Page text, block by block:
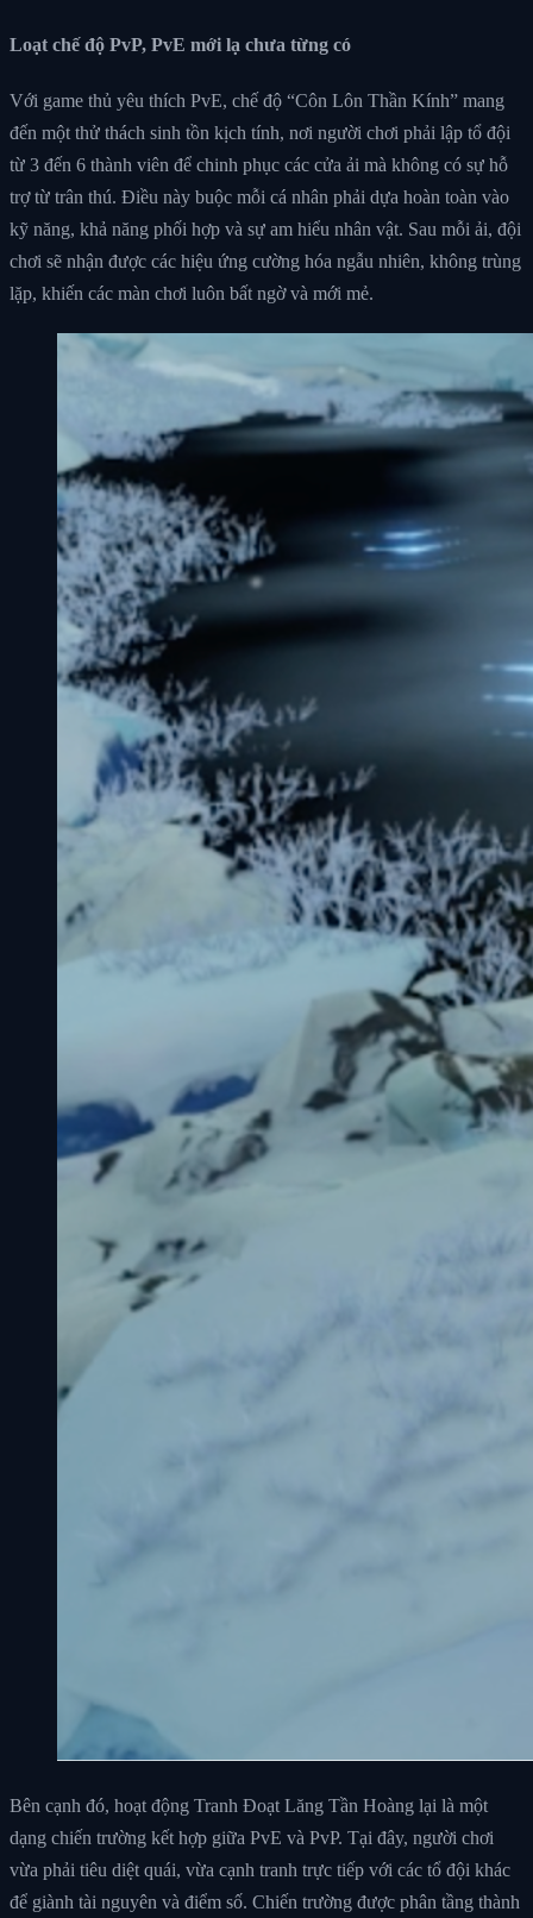
Loạt chế độ PvP, PvE mới lạ chưa từng có
Với game thủ yêu thích PvE, chế độ “Côn Lôn Thần Kính” mang
đến một thử thách sinh tồn kịch tính, nơi người chơi phải lập tổ đội
từ 3 đến 6 thành viên để chinh phục các cửa ải mà không có sự hỗ
trợ từ trân thú. Điều này buộc mỗi cá nhân phải dựa hoàn toàn vào
kỹ năng, khả năng phối hợp và sự am hiểu nhân vật. Sau mỗi ải, đội
chơi sẽ nhận được các hiệu ứng cường hóa ngẫu nhiên, không trùng
lặp, khiến các màn chơi luôn bất ngờ và mới mẻ.
Bên cạnh đó, hoạt động Tranh Đoạt Lăng Tần Hoàng lại là một
dạng chiến trường kết hợp giữa PvE và PvP. Tại đây, người chơi
vừa phải tiêu diệt quái, vừa cạnh tranh trực tiếp với các tổ đội khác
để giành tài nguyên và điểm số. Chiến trường được phân tầng thành